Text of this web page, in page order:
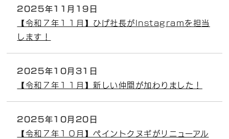
2025年11月19日
【令和７年１１月】ひげ社長がInstagramを担当
します！
2025年10月31日
【令和７年１１月】新しい仲間が加わりました！
2025年10月20日
【令和７年１０月】ペイントクヌギがリニューアル